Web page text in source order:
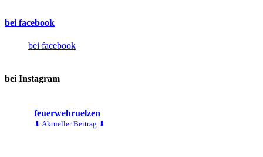
bei facebook
bei facebook
bei Instagram
feuerwehruelzen
⬇ Aktueller Beitrag ⬇